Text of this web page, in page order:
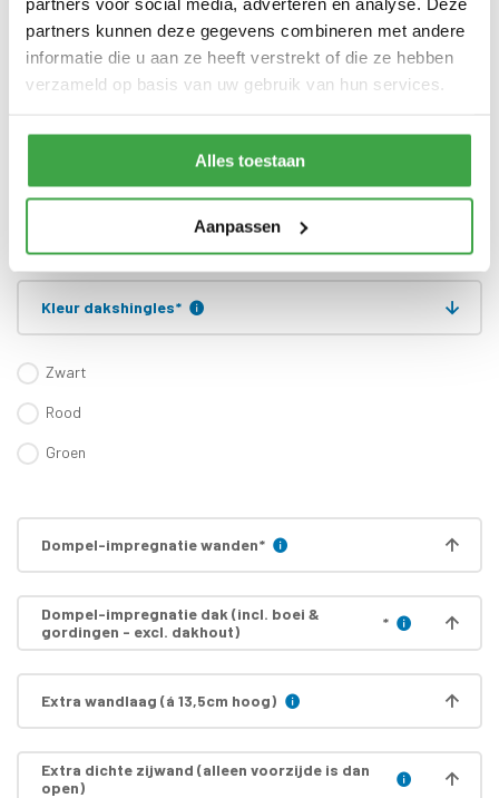
partners kunnen deze gegevens combineren met andere
informatie die u aan ze heeft verstrekt of die ze hebben
verzameld op basis van uw gebruik van hun services.
Alles toestaan
Aanpassen
Dakbedekking
Dakshingles met 10 jaar
garantie (keuze uit: rood,
Bevestigingsmaterialen
zijn inbegrepen
Gratis thuisbezorgd - In
Nederland
Kleur dakshingles*
Zwart
Rood
Groen
Dompel-impregnatie wanden*
Dompel-impregnatie dak (incl. boei &
gordingen - excl. dakhout)
*
Extra wandlaag (á 13,5cm hoog)
Extra dichte zijwand (alleen voorzijde is dan
open)